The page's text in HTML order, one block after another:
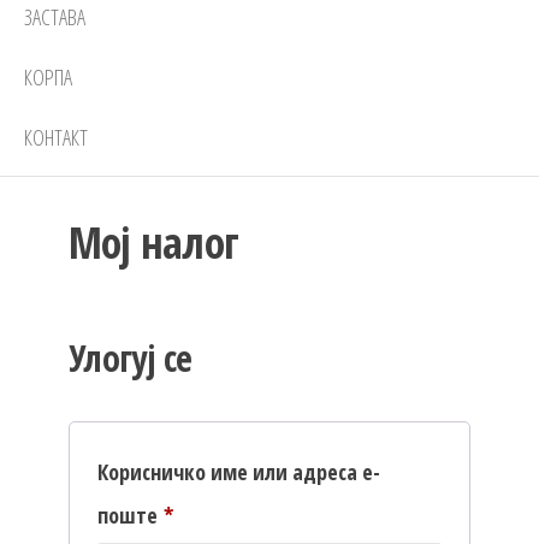
ЗАСТАВА
КОРПА
КОНТАКТ
Мој налог
Улогуј се
Корисничко име или адреса е-
поште *Обавезно